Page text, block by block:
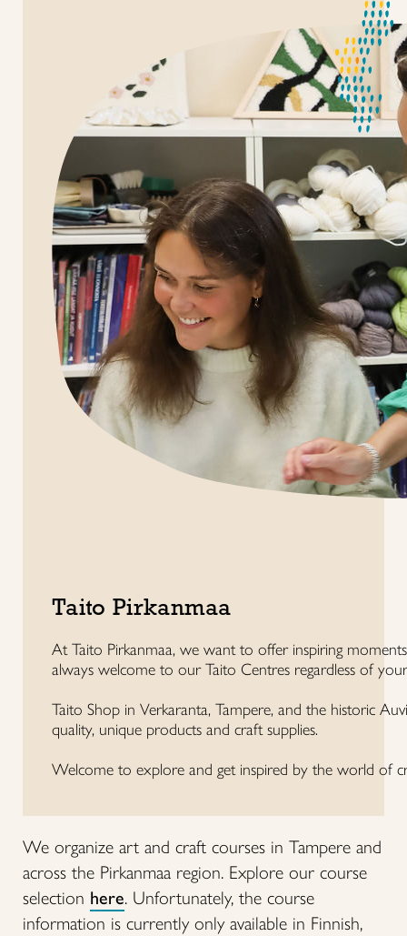
Taito Pirkanmaa
At Taito Pirkanmaa, we want to offer inspiring
always welcome to our Taito Centres regardless of
Taito Shop in Verkaranta, Tampere, and the historic
quality, unique products and craft supplies.
Welcome to explore and get inspired by the world of
We organize art and craft courses in Tampere and
across the Pirkanmaa region. Explore our course
selection here. Unfortunately, the course
information is currently only available in Finnish,